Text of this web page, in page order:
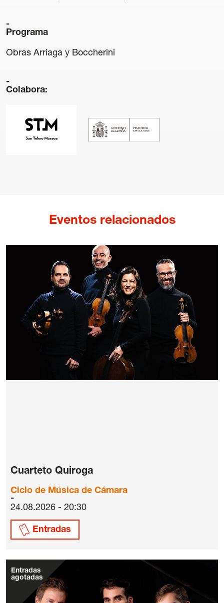
Política de privacidad
Programa
Obras Arriaga y Boccherini
Colabora:
Eventos relacionados
Cuarteto Quiroga
Ciclo de Música de Cámara
24.08.2026 - 20:30
Entradas
Entradas
agotadas